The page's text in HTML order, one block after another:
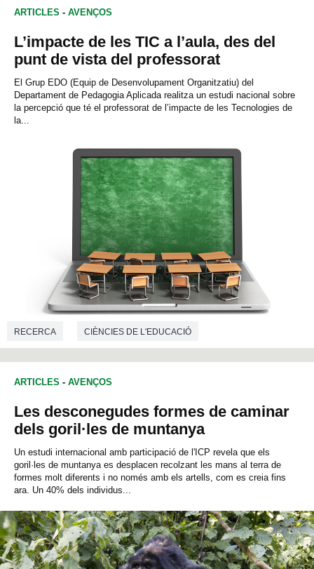
ARTICLES - AVENÇOS
L’impacte de les TIC a l’aula, des del
punt de vista del professorat
El Grup EDO (Equip de Desenvolupament Organitzatiu) del
Departament de Pedagogia Aplicada realitza un estudi nacional sobre
la percepció que té el professorat de l’impacte de les Tecnologies de
la...
RECERCA CIÈNCIES DE L'EDUCACIÓ
ARTICLES - AVENÇOS
Les desconegudes formes de caminar
dels goril·les de muntanya
Un estudi internacional amb participació de l'ICP revela que els
goril·les de muntanya es desplacen recolzant les mans al terra de
formes molt diferents i no només amb els artells, com es creia fins
ara. Un 40% dels individus...